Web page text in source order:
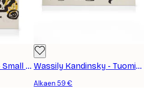
Wassily Kandinsky - Small Worlds VII Kanvaasi Wassily Kandinsky - Tuomiopäivä Kanvaasi
Alkaen 59 €